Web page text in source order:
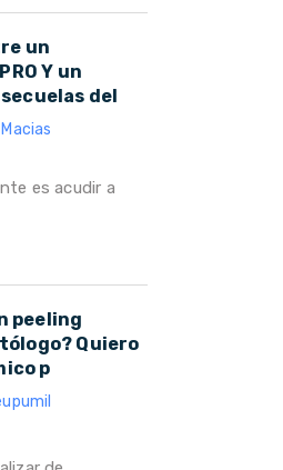
un
Y un
del
es acudir a
peeling
Quiero
p